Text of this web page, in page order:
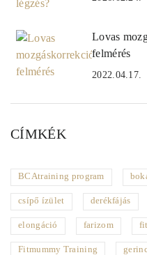
Lovas
felmérés
2022.04.17.
CÍMKÉK
BCAtraining program
csípő ízület derékfájás
elongáció farizom
Fitmummy Training